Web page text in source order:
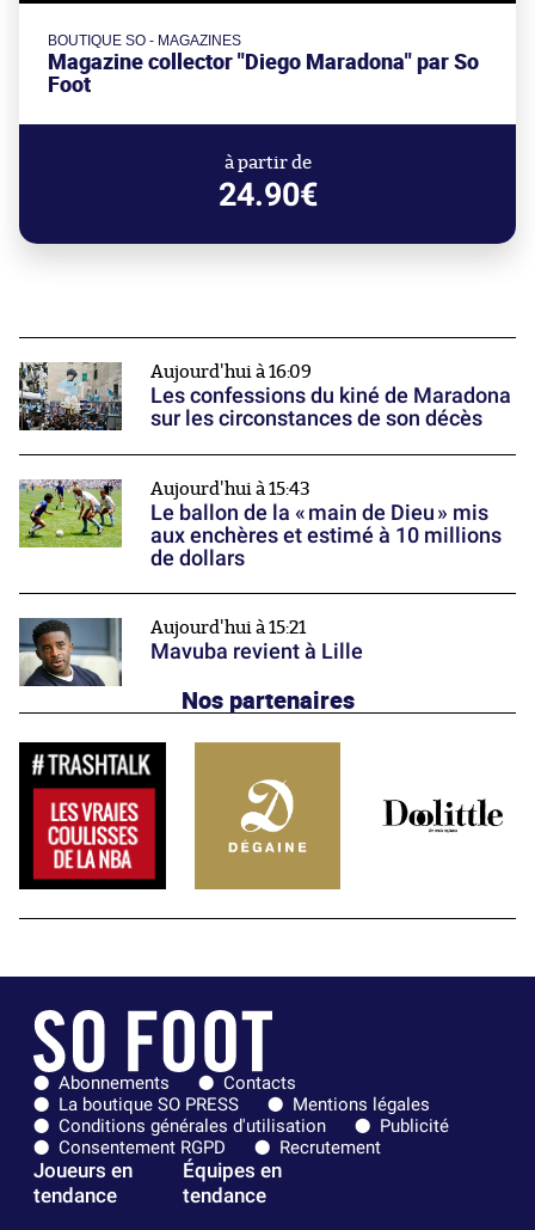
BOUTIQUE SO - MAGAZINES
Magazine collector "Diego Maradona" par So
Foot
à partir de
24.90€
Aujourd'hui à 16:09
Les confessions du kiné de Maradona
sur les circonstances de son décès
Aujourd'hui à 15:43
Le ballon de la « main de Dieu » mis
aux enchères et estimé à 10 millions
de dollars
Aujourd'hui à 15:21
Mavuba revient à Lille
Nos partenaires
Abonnements
Contacts
La boutique SO PRESS
Mentions légales
Conditions générales d'utilisation
Publicité
Consentement RGPD
Recrutement
Joueurs en
tendance
Équipes en
tendance